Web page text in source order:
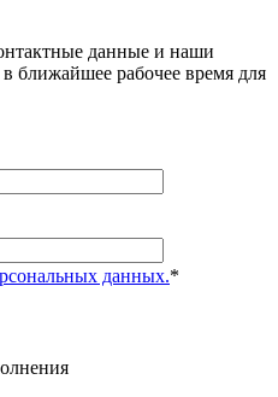
данные и наши
ближайшее рабочее время для
данных.*